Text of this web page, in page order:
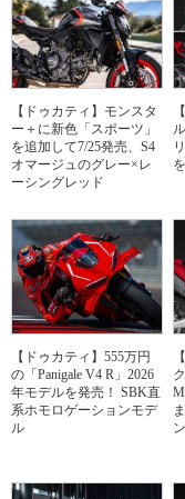
【ドゥカティ】モンスタ
ー＋に新色「スポーツ」
を追加して7/25発売、S4
オマージュのグレー×レ
ーシングレッド
【ドゥカティ】555万円
の「Panigale V4 R」2026
年モデルを発売！ SBK直
系ホモロゲーションモデ
ル